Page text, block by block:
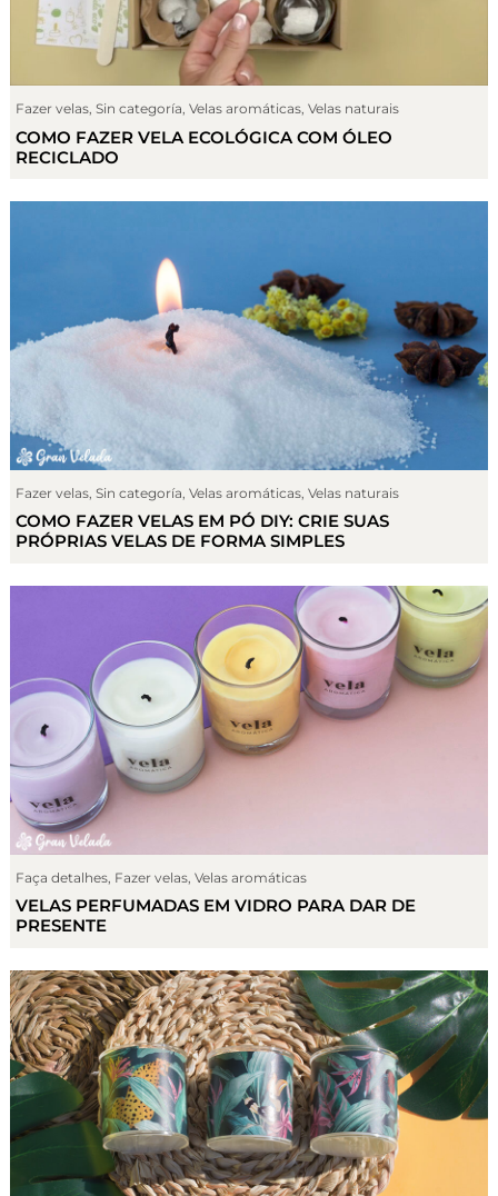
Fazer velas, Sin categoría, Velas aromáticas, Velas naturais
COMO FAZER VELA ECOLÓGICA COM ÓLEO
RECICLADO
Fazer velas Sin categoría Velas aromáticas Velas naturais
COMO FAZER VELAS EM PÓ DIY: CRIE SUAS
PRÓPRIAS VELAS DE FORMA SIMPLES
Faça detalhes Fazer velas Velas aromáticas
VELAS PERFUMADAS EM VIDRO PARA DAR DE
PRESENTE